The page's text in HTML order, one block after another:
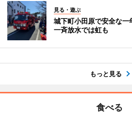
見る・遊ぶ
城下町小田原で安全な
一斉放水では虹も
もっと見る
食べる